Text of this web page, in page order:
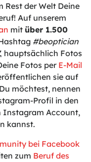
Rest der Welt Deine
Auf unserem
mit über 1.500
#beoptician
hauptsächlich Fotos
Fotos per E-Mail
sie auf
möchtest, nennen
Profil in den
Instagram Account,
kannst.
bei Facebook
zum Beruf des